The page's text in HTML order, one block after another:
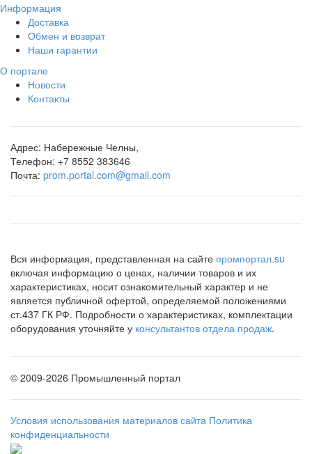
Информация
Доставка
Обмен и возврат
Наши гарантии
О портале
Новости
Контакты
Адрес: Набережные Челны,
Телефон: +7 8552 383646
Почта: prom.portal.com@gmail.com
Вся информация, представленная на сайте промпортал.su
включая информацию о ценах, наличии товаров и их
характеристиках, носит ознакомительный характер и не
является публичной офертой, определяемой положениями
ст.437 ГК РФ. Подробности о характеристиках, комплектации
оборудования уточняйте у консультантов отдела продаж.
© 2009-2026 Промышленный портал
Условия использования материалов сайта Политика
конфиденциальности